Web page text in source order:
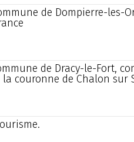
de Dompierre-les-
de Dracy-le-Fort,
couronne de Chalon sur